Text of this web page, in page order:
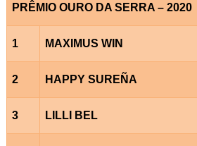
PRÊMIO OURO DA SERRA – 2020
1 MAXIMUS WIN
2 HAPPY SUREÑA
3 LILLI BEL